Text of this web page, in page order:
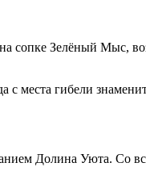
сопке Зелёный Мыс,
места гибели
Долина Уюта. Со